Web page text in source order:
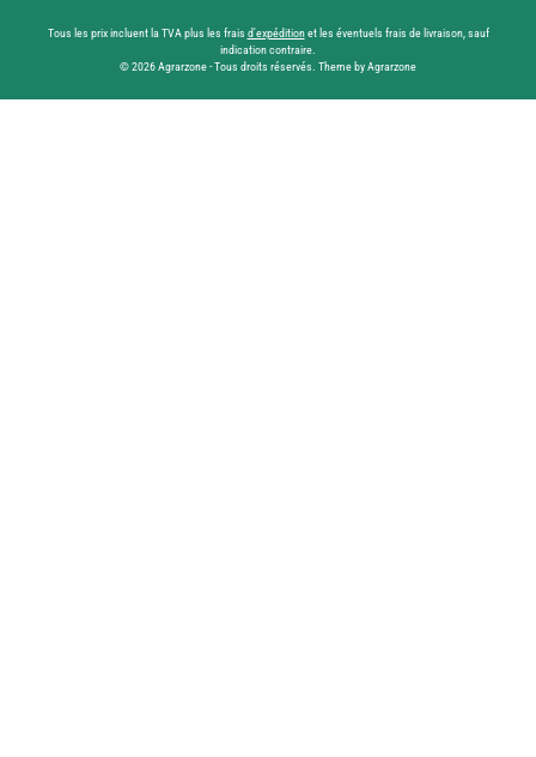
Tous les prix incluent la TVA plus les frais d'expéditionet les éventuels frais de livraison, sauf
indication contraire.
© 2026 Agrarzone - Tous droits réservés. Theme by Agrarzone